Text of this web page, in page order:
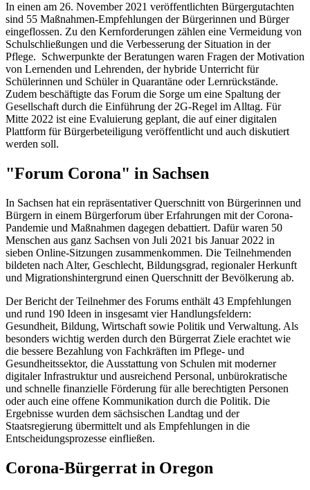
In einen am 26. November 2021 veröffentlichten Bürgergutachten
sind 55 Maßnahmen-Empfehlungen der Bürgerinnen und Bürger
eingeflossen. Zu den Kernforderungen zählen eine Vermeidung von
Schulschließungen und die Verbesserung der Situation in der
Pflege. Schwerpunkte der Beratungen waren Fragen der Motivation
von Lernenden und Lehrenden, der hybride Unterricht für
Schülerinnen und Schüler in Quarantäne oder Lernrückstände.
Zudem beschäftigte das Forum die Sorge um eine Spaltung der
Gesellschaft durch die Einführung der 2G-Regel im Alltag. Für
Mitte 2022 ist eine Evaluierung geplant, die auf einer digitalen
Plattform für Bürgerbeteiligung veröffentlicht und auch diskutiert
werden soll.
"Forum Corona" in Sachsen
In Sachsen hat ein repräsentativer Querschnitt von Bürgerinnen und
Bürgern in einem Bürgerforum über Erfahrungen mit der Corona-
Pandemie und Maßnahmen dagegen debattiert. Dafür waren 50
Menschen aus ganz Sachsen von Juli 2021 bis Januar 2022 in
sieben Online-Sitzungen zusammenkommen. Die Teilnehmenden
bildeten nach Alter, Geschlecht, Bildungsgrad, regionaler Herkunft
und Migrationshintergrund einen Querschnitt der Bevölkerung ab.
Der Bericht der Teilnehmer des Forums enthält 43 Empfehlungen
und rund 190 Ideen in insgesamt vier Handlungsfeldern:
Gesundheit, Bildung, Wirtschaft sowie Politik und Verwaltung. Als
besonders wichtig werden durch den Bürgerrat Ziele erachtet wie
die bessere Bezahlung von Fachkräften im Pflege- und
Gesundheitssektor, die Ausstattung von Schulen mit moderner
digitaler Infrastruktur und ausreichend Personal, unbürokratische
und schnelle finanzielle Förderung für alle berechtigten Personen
oder auch eine offene Kommunikation durch die Politik. Die
Ergebnisse wurden dem sächsischen Landtag und der
Staatsregierung übermittelt und als Empfehlungen in die
Entscheidungsprozesse einfließen.
Corona-Bürgerrat in Oregon